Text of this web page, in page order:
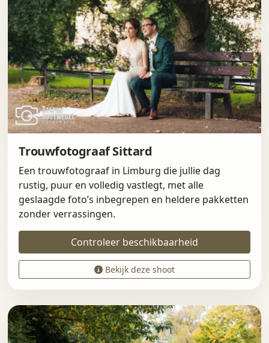
Trouwfotograaf Sittard
Een trouwfotograaf in Limburg die jullie dag
rustig, puur en volledig vastlegt, met alle
geslaagde foto’s inbegrepen en heldere pakketten
zonder verrassingen.
Controleer beschikbaarheid
Bekijk deze shoot